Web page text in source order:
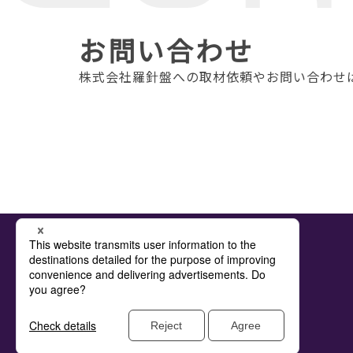
お問い合わせ
株式会社羅針盤への取材依頼やお問い合わせ
© Compass Corp. All Rights Reserved.